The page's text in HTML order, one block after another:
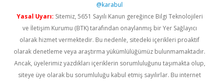
@karabul
Yasal Uyarı: Sitemiz, 5651 Sayılı Kanun gereğince Bilgi Teknolojileri
ve İletişim Kurumu (BTK) tarafından onaylanmış bir Yer Sağlayıcı
olarak hizmet vermektedir. Bu nedenle, sitedeki içerikleri proaktif
olarak denetleme veya araştırma yükümlülüğümüz bulunmamaktadır.
Ancak, üyelerimiz yazdıkları içeriklerin sorumluluğunu taşımakta olup,
siteye üye olarak bu sorumluluğu kabul etmiş sayılırlar. Bu internet